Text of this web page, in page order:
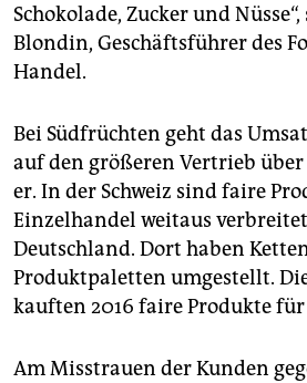
Schokolade, Zucker und
Blondin, Geschäftsführer des
Handel.
Bei Südfrüchten geht das
auf den größeren Vertrieb
er. In der Schweiz sind faire
Einzelhandel weitaus
Deutschland. Dort haben
Produktpaletten umgestellt.
kauften 2016 faire Produkte für
Am Misstrauen der Kunden